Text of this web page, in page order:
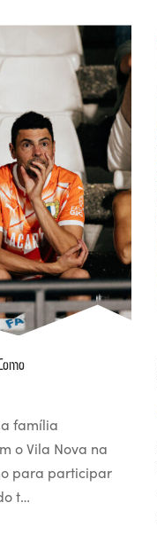
família
o Vila Nova na
para participar
t…